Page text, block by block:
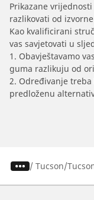
Prikazane
razlikovati od
Kao kvalificirani
vas savjetovati u
1. Obavještavamo
guma razlikuju od
2. Određivanje
predloženu
/ Tucson